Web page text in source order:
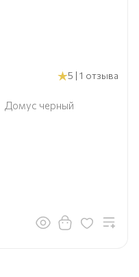
5 | 1 отзыва
Домус черный